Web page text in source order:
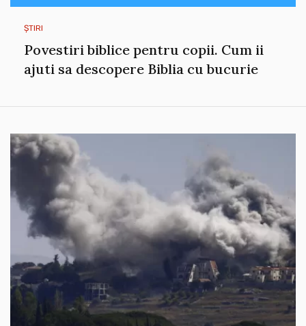
ȘTIRI
Povestiri biblice pentru copii. Cum ii
ajuti sa descopere Biblia cu bucurie